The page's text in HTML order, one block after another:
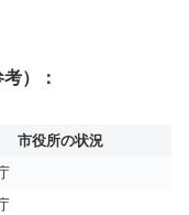
）：
市役所の状況